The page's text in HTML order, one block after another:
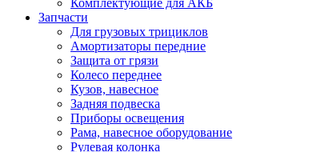
Комплектующие для АКБ
Запчасти
Для грузовых трициклов
Амортизаторы передние
Защита от грязи
Колесо переднее
Кузов, навесное
Задняя подвеска
Приборы освещения
Рама, навесное оборудование
Рулевая колонка